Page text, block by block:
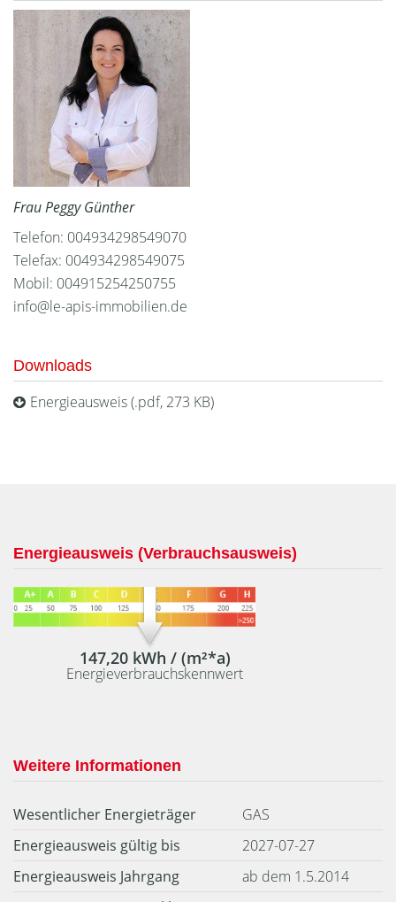
Frau Peggy Günther
Telefon: 004934298549070
Telefax: 004934298549075
Mobil: 004915254250755
info@le-apis-immobilien.de
Downloads
Energieausweis (.pdf, 273 KB)
Energieausweis (Verbrauchsausweis)
147,20 kWh / (m²*a)
Energieverbrauchskennwert
Weitere Informationen
Wesentlicher Energieträger
GAS
Energieausweis gültig bis
2027-07-27
Energieausweis Jahrgang
ab dem 1.5.2014